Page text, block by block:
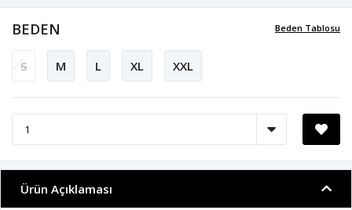
Beden Tablosu
BEDEN
S M L XL XXL
Ürün Açıklaması